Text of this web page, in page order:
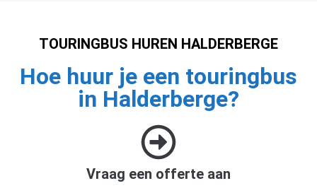
TOURINGBUS HUREN HALDERBERGE
Hoe huur je een touringbus
in Halderberge?
Vraag een offerte aan